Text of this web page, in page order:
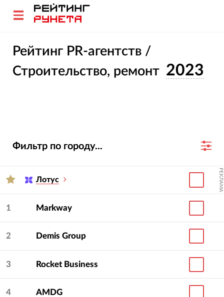
Рейтинг PR-агентств /
Строительство, ремонт 2023
Фильтр по городу...
Лотус РЕКЛАМА
1 Markway
2 Demis Group
3 Rocket Business
4 AMDG